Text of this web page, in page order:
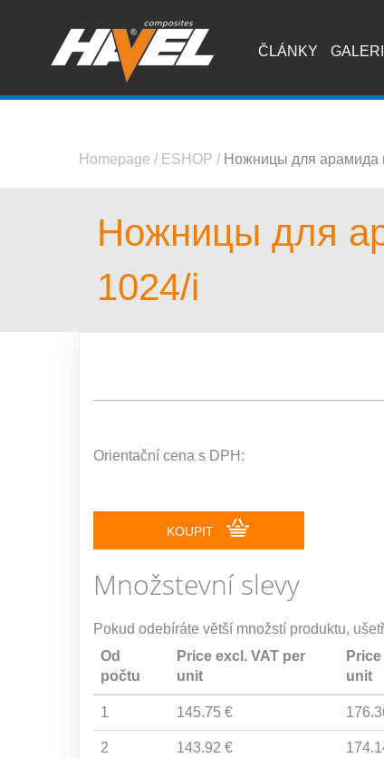
ČLÁNKY
Homepage / ESHOP / Ножницы для арамида
Ножницы для
1024/i
Orientační cena s DPH:
KOUPIT
Množstevní slevy
Pokud odebíráte větší množstí produktu,
Od
počtu
Price excl. VAT per
unit
unit
1 145.75 €
2 143.92 €